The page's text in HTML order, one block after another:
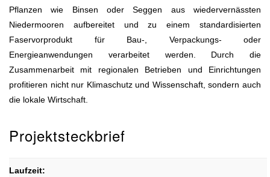
Pflanzen wie Binsen oder Seggen aus wiedervernässten
Niedermooren aufbereitet und zu einem standardisierten
Faservorprodukt für Bau-, Verpackungs- oder
Energieanwendungen verarbeitet werden. Durch die
Zusammenarbeit mit regionalen Betrieben und Einrichtungen
profitieren nicht nur Klimaschutz und Wissenschaft, sondern auch
die lokale Wirtschaft.
Projektsteckbrief
Laufzeit: